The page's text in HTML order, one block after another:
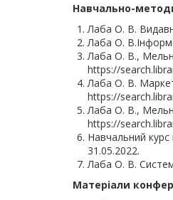
Навчально-
Лаба О. В.
Лаба О.
Лаба О. В.,
https://
Лаба О. В.
https://
Лаба О. В.,
https://
Навчальний курс
31.05.2022.
Лаба О. В.
Матеріали